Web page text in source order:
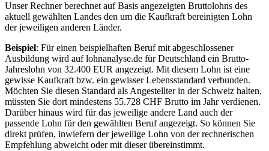
Unser Rechner berechnet auf Basis angezeigten Bruttolohns des
aktuell gewählten Landes den um die Kaufkraft bereinigten Lohn
der jeweiligen anderen Länder.
Beispiel: Für einen beispielhaften Beruf mit abgeschlossener
Ausbildung wird auf lohnanalyse.de für Deutschland ein Brutto-
Jahreslohn von 32.400 EUR angezeigt. Mit diesem Lohn ist eine
gewisse Kaufkraft bzw. ein gewisser Lebensstandard verbunden.
Möchten Sie diesen Standard als Angestellter in der Schweiz halten,
müssten Sie dort mindestens 55.728 CHF Brutto im Jahr verdienen.
Darüber hinaus wird für das jeweilige andere Land auch der
passende Lohn für den gewählten Beruf angezeigt. So können Sie
direkt prüfen, inwiefern der jeweilige Lohn von der rechnerischen
Empfehlung abweicht oder mit dieser übereinstimmt.